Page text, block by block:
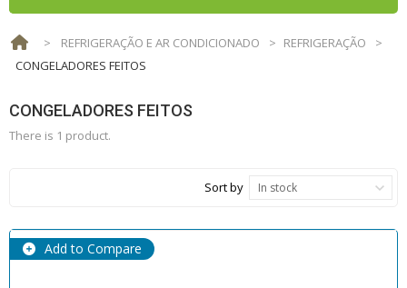
> REFRIGERAÇÃO E AR CONDICIONADO > REFRIGERAÇÃO
>
CONGELADORES FEITOS
CONGELADORES FEITOS
There is 1 product.
Sort by In stock
Add to Compare